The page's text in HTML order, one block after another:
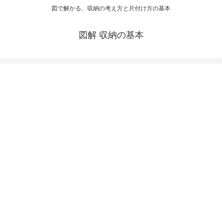
図で解かる、収納の考え方と片付け方の基本
図解 収納の基本